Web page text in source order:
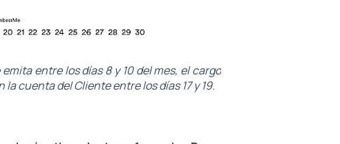
entre los días 8 y 10 del mes, el cargo
la cuenta del Cliente entre los días 17 y 19.